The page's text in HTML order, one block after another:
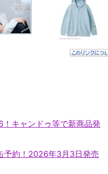
キャンドゥ等で新商品発
予約！2026年3月3日発売